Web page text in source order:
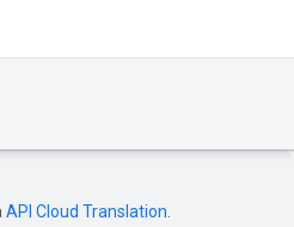
API Cloud Translation